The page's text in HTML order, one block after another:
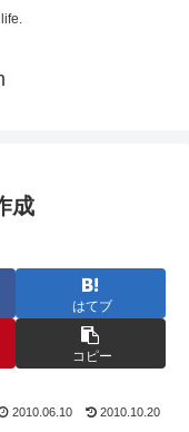
成
はてブ
コピー
2010.06.10 2010.10.20